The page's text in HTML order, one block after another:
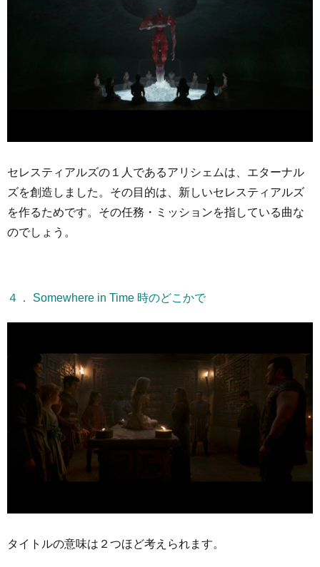
セレスティアルズの１人であるアリシェムは、エターナル
ズを創造しました。その目的は、新しいセレスティアルズ
を作るためです。その任務・ミッションを指している曲な
のでしょう。
４． Somewhere in Time 時のどこかで
タイトルの意味は２つほど考えられます。